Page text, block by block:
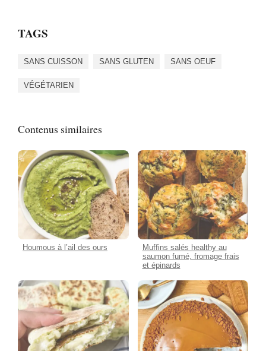
TAGS
SANS CUISSON SANS GLUTEN SANS OEUF
VÉGÉTARIEN
Contenus similaires
Houmous à l’ail des ours
Muffins salés healthy au
saumon fumé, fromage frais
et épinards